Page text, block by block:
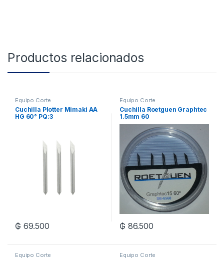
Productos relacionados
Equipo Corte
Cuchilla Plotter Mimaki AA
HG 60° PQ:3
₲ 69.500
Equipo Corte
Cuchilla Roetguen Graphtec
1.5mm 60
₲ 86.500
Equipo Corte Equipo Corte